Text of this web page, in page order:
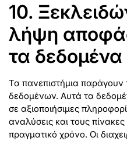
10.
λήψη
τα δεδομένα
Τα πανεπιστήμια παράγουν
δεδομένων. Αυτά τα
σε αξιοποιήσιμες
αναλύσεις και τους
πραγματικό χρόνο. Οι